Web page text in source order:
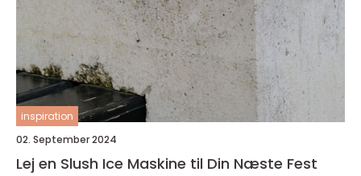
inspiration
02. September 2024
Lej en Slush Ice Maskine til Din Næste Fest